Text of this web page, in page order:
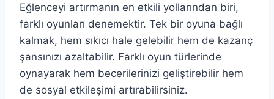
Eğlenceyi artırmanın en etkili yollarından biri,
farklı oyunları denemektir. Tek bir oyuna bağlı
kalmak, hem sıkıcı hale gelebilir hem de kazanç
şansınızı azaltabilir. Farklı oyun türlerinde
oynayarak hem becerilerinizi geliştirebilir hem
de sosyal etkileşimi artırabilirsiniz.